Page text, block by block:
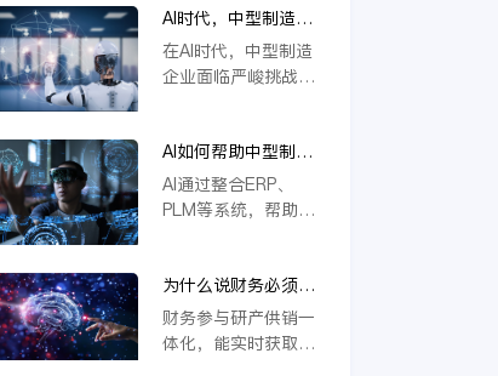
料编码、提升变更效
率，还支持行业定制
与模块化应用，从根
本上解决系统分散问
营与智能决策。
垒，实现物料编码优
化、模块化设计及变
更效率提升，从而支
字化转型。
AI时代，中型制造企
业不做一体化将失去
未来竞争力
在AI时代，中型制造
企业面临严峻挑战。
一体化协同，将难以
应对定制化需求与物
料管理复杂度，导致
应速度、优化资源配
置的关键，缺乏这一
核心能力的企业将在
未来竞争中失去优
AI如何帮助中型制造
企业做到“业财一
体”？
AI通过整合ERP、
PLM等系统，帮助中
自动处理订单、物料
与成本信息，提升生
产与财务协同效率，
为什么说财务必须参
与研产供销一体化？
财务参与研产供销一
体化，能实时获取各